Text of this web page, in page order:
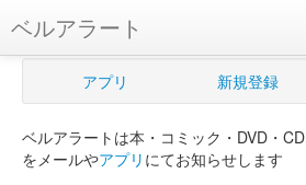
ベルアラート
ベルアラートとは
新規登録
アプリ 新規登録
ベルアラートは本・コミック・DVD・
をメールやアプリ にてお知らせします